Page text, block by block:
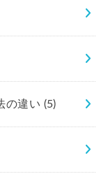
の違い (5)